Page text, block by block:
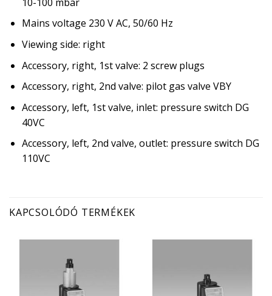
Mains voltage 230 V AC, 50/60 Hz
Viewing side: right
Accessory, right, 1st valve: 2 screw plugs
Accessory, right, 2nd valve: pilot gas valve VBY
Accessory, left, 1st valve, inlet: pressure switch DG
40VC
Accessory, left, 2nd valve, outlet: pressure switch DG
110VC
KAPCSOLÓDÓ TERMÉKEK